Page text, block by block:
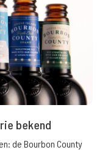
bekend
de Bourbon County